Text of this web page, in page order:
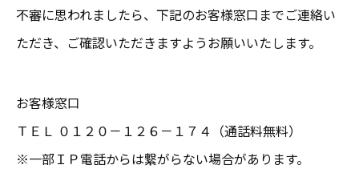
不審に思われましたら、下記のお客様窓口までご連絡い
ただき、ご確認いただきますようお願いいたします。
お客様窓口
ＴＥＬ ０１２０－１２６－１７４（通話料無料）
※一部ＩＰ電話からは繋がらない場合があります。